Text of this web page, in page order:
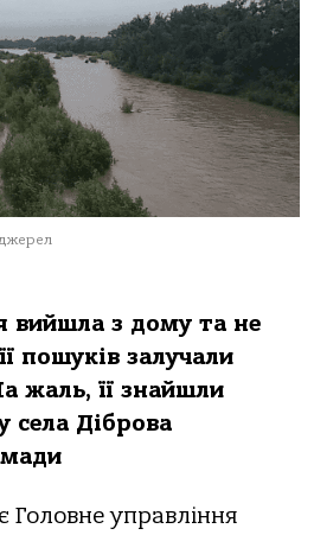
вийшла з дому та не
пошуків залучали
жаль, її знайшли
села Діброва
Головне управління